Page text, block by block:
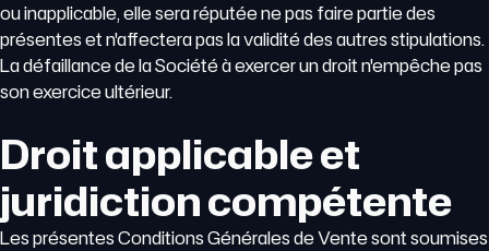
ou inapplicable, elle sera réputée ne pas faire partie des
présentes et n'affectera pas la validité des autres stipulations.
La défaillance de la Société à exercer un droit n'empêche pas
son exercice ultérieur.
Droit applicable et
juridiction compétente
Les présentes Conditions Générales de Vente sont soumises